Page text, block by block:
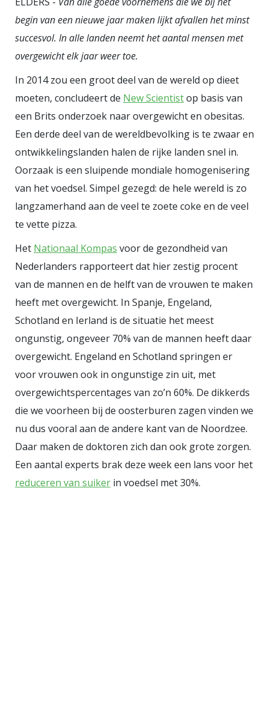
jicht, lazen we woensdag in The
Guardian. Deze pijnlijke vorm van
gewrichtsontsteking, vooral in
tenen en vingertoppen, wordt
veroorzaakt door een verhoogd
urinezuur gehalte in het bloed dat
leidt tot kristalvorming in de
gewrichten. Overgewicht geeft een
grotere kans op jicht en volgens
het artikel in The Guardian doet
overmatig bier drinken dat ook.
Boodschap: er is iets aan te doen!
begin van een nieuwe jaar maken lijkt afvallen het minst
succesvol. In alle landen neemt het aantal mensen met
overgewicht elk jaar weer toe.
In 2014 zou een groot deel van de wereld op dieet
moeten, concludeert de New Scientistop basis van
een Brits onderzoek naar overgewicht en obesitas.
Een derde deel van de wereldbevolking is te zwaar en
ontwikkelingslanden halen de rijke landen snel in.
Oorzaak is een sluipende mondiale homogenisering
van het voedsel. Simpel gezegd: de hele wereld is zo
langzamerhand aan de veel te zoete coke en de veel
te vette pizza.
Het Nationaal Kompas voor de gezondheid van
Nederlanders rapporteert dat hier zestig procent
van de mannen en de helft van de vrouwen te maken
heeft met overgewicht. In Spanje, Engeland,
Schotland en Ierland is de situatie het meest
ongunstig, ongeveer 70% van de mannen heeft daar
overgewicht. Engeland en Schotland springen er
voor vrouwen ook in ongunstige zin uit, met
overgewichtspercentages van zo’n 60%. De dikkerds
die we voorheen bij de oosterburen zagen vinden we
nu dus vooral aan de andere kant van de Noordzee.
Daar maken de doktoren zich dan ook grote zorgen.
Een aantal experts brak deze week een lans voor het
reduceren van suiker in voedsel met 30%.